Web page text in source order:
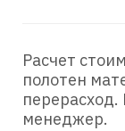
Расчет
полотен
менеджер.